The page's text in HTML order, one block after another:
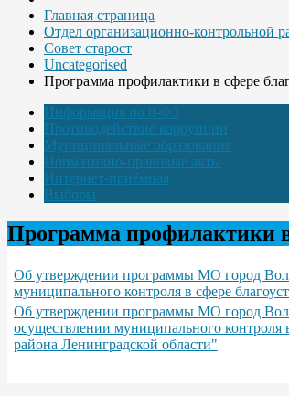
Главная страница
Отдел организационно-контрольной
Совет старост
Uncategorised
Программа профилактики в сфере
Информация по 8-ФЗ
Противодействие коррупции
Муниципальные образования
Нормативно-правовые акты
Интернет-приёмная
Выборы
Программа профилактики в
Об утверждении программы МО город
муниципального контроля в сфере
Об утверждении программы МО город
осуществлении муниципального контроля
района Ленинградской области"